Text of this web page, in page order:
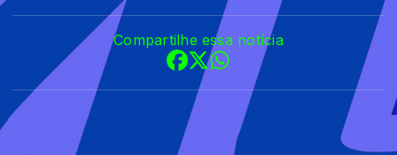
Compartilhe essa notícia